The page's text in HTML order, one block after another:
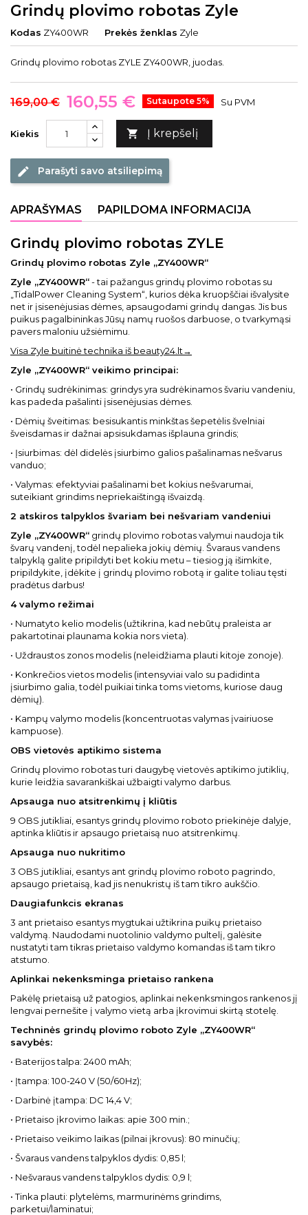
Grindų plovimo robotas Zyle
Kodas ZY400WR Prekės ženklas Zyle
Grindų plovimo robotas ZYLE ZY400WR, juodas.
169,00 € 160,55 € Sutaupote 5% Su PVM
Kiekis  Į krepšelį
edit Parašyti savo atsiliepimą
APRAŠYMAS PAPILDOMA INFORMACIJA
Grindų plovimo robotas ZYLE
Grindų plovimo robotas Zyle „ZY400WR“
Zyle „ZY400WR“- tai pažangus grindų plovimo robotas su
„TidalPower Cleaning System“, kurios dėka kruopščiai išvalysite
net ir įsisenėjusias dėmes, apsaugodami grindų dangas. Jis bus
puikus pagalbininkas Jūsų namų ruošos darbuose, o tvarkymąsi
pavers maloniu užsiėmimu.
Visa Zyle buitinė technika iš beauty24.lt→
Zyle „ZY400WR“ veikimo principai:
• Grindų sudrėkinimas: grindys yra sudrėkinamos švariu vandeniu,
kas padeda pašalinti įsisenėjusias dėmes.
• Dėmių šveitimas: besisukantis minkštas šepetėlis švelniai
šveisdamas ir dažnai apsisukdamas išplauna grindis;
• Įsiurbimas: dėl didelės įsiurbimo galios pašalinamas nešvarus
vanduo;
• Valymas: efektyviai pašalinami bet kokius nešvarumai,
suteikiant grindims nepriekaištingą išvaizdą.
2 atskiros talpyklos švariam bei nešvariam vandeniui
Zyle „ZY400WR“ grindų plovimo robotas valymui naudoja tik
švarų vandenį, todėl nepalieka jokių dėmių. Švaraus vandens
talpyklą galite pripildyti bet kokiu metu – tiesiog ją išimkite,
pripildykite, įdėkite į grindų plovimo robotą ir galite toliau tęsti
pradėtus darbus!
4 valymo režimai
• Numatyto kelio modelis (užtikrina, kad nebūtų praleista ar
pakartotinai plaunama kokia nors vieta).
• Uždraustos zonos modelis (neleidžiama plauti kitoje zonoje).
• Konkrečios vietos modelis (intensyviai valo su padidinta
įsiurbimo galia, todėl puikiai tinka toms vietoms, kuriose daug
dėmių).
• Kampų valymo modelis (koncentruotas valymas įvairiuose
kampuose).
OBS vietovės aptikimo sistema
Grindų plovimo robotas turi daugybę vietovės aptikimo jutiklių,
kurie leidžia savarankiškai užbaigti valymo darbus.
Apsauga nuo atsitrenkimų į kliūtis
9 OBS jutikliai, esantys grindų plovimo roboto priekinėje dalyje,
aptinka kliūtis ir apsaugo prietaisą nuo atsitrenkimų.
Apsauga nuo nukritimo
3 OBS jutikliai, esantys ant grindų plovimo roboto pagrindo,
apsaugo prietaisą, kad jis nenukristų iš tam tikro aukščio.
Daugiafunkcis ekranas
3 ant prietaiso esantys mygtukai užtikrina puikų prietaiso
valdymą. Naudodami nuotolinio valdymo pultelį, galėsite
nustatyti tam tikras prietaiso valdymo komandas iš tam tikro
atstumo.
Aplinkai nekenksminga prietaiso rankena
Pakėlę prietaisą už patogios, aplinkai nekenksmingos rankenos jį
lengvai pernešite į valymo vietą arba įkrovimui skirtą stotelę.
Techninės grindų plovimo roboto Zyle „ZY400WR“
savybės:
• Baterijos talpa: 2400 mAh;
• Įtampa: 100-240 V (50/60Hz);
• Darbinė įtampa: DC 14,4 V;
• Prietaiso įkrovimo laikas: apie 300 min.;
• Prietaiso veikimo laikas (pilnai įkrovus): 80 minučių;
• Švaraus vandens talpyklos dydis: 0,85 l;
• Nešvaraus vandens talpyklos dydis: 0,9 l;
• Tinka plauti: plytelėms, marmurinėms grindims,
parketui/laminatui;